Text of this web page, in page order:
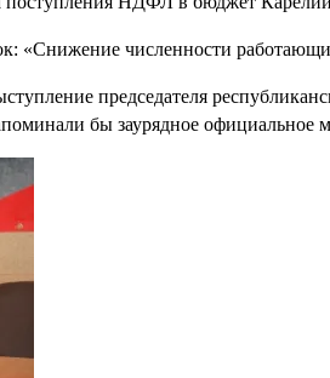
«Снижение численности
председателя
бы заурядное официальное